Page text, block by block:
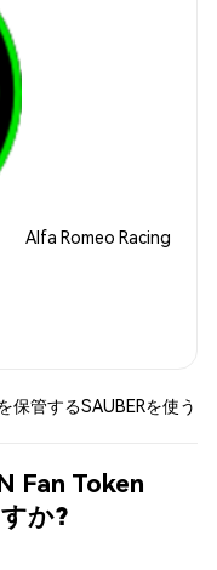
Alfa Romeo Racing
保管するSAUBERを使う
Fan Token
か?